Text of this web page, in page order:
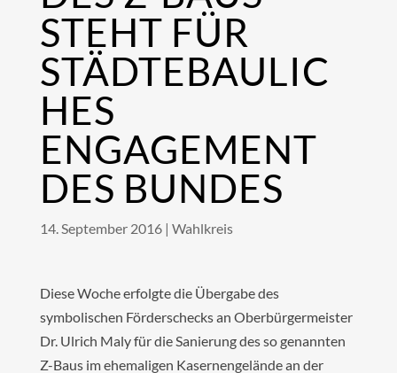
STEHT FÜR
STÄDTEBAULIC
HES
ENGAGEMENT
DES BUNDES
14. September 2016| Wahlkreis
Diese Woche erfolgte die Übergabe des
symbolischen Förderschecks an Oberbürgermeister
Dr. Ulrich Maly für die Sanierung des so genannten
Z-Baus im ehemaligen Kasernengelände an der